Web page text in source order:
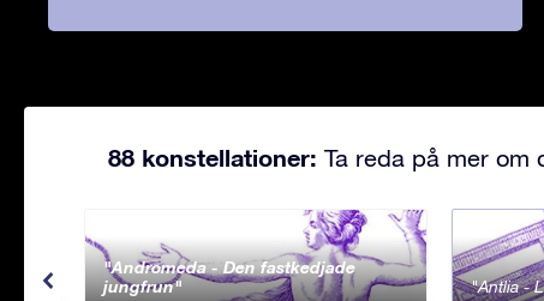
88 konstellationer: Ta reda på mer om
Andromeda - Den fastkedjade
jungfrun
Antlia -